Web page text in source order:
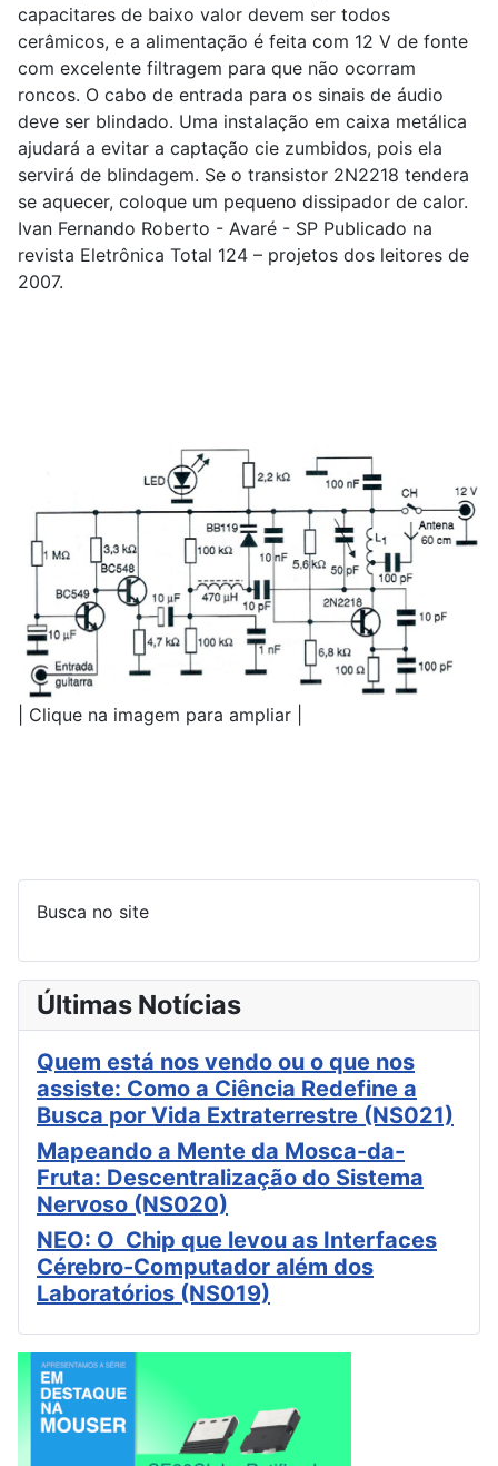
capacitares de baixo valor devem ser todos
cerâmicos, e a alimentação é feita com 12 V de fonte
com excelente filtragem para que não ocorram
roncos. O cabo de entrada para os sinais de áudio
deve ser blindado. Uma instalação em caixa metálica
ajudará a evitar a captação cie zumbidos, pois ela
servirá de blindagem. Se o transistor 2N2218 tendera
se aquecer, coloque um pequeno dissipador de calor.
Ivan Fernando Roberto - Avaré - SP Publicado na
revista Eletrônica Total 124 – projetos dos leitores de
2007.
| Clique na imagem para ampliar |
Busca no site
Últimas Notícias
Quem está nos vendo ou o que nos
assiste: Como a Ciência Redefine a
Busca por Vida Extraterrestre (NS021)
Mapeando a Mente da Mosca-da-
Fruta: Descentralização do Sistema
Nervoso (NS020)
NEO: O Chip que levou as Interfaces
Cérebro-Computador além dos
Laboratórios (NS019)